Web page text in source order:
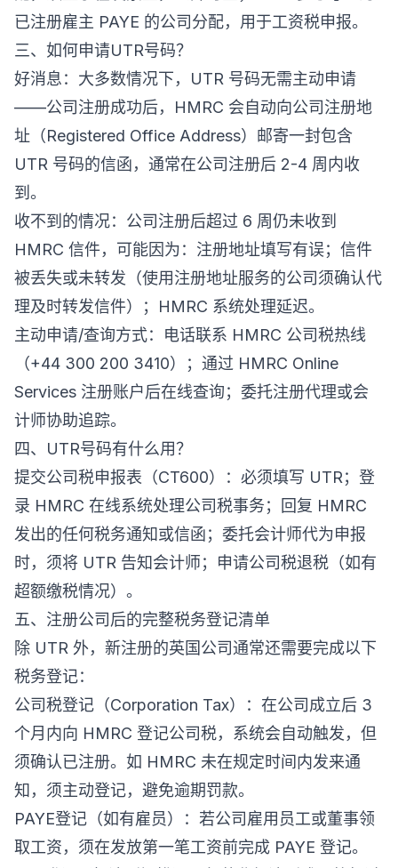
已注册雇主 PAYE 的公司分配，用于工资税申报。
三、如何申请UTR号码？
好消息：大多数情况下，UTR 号码无需主动申请
——公司注册成功后，HMRC 会自动向公司注册地
址（Registered Office Address）邮寄一封包含
UTR 号码的信函，通常在公司注册后 2-4 周内收
到。
收不到的情况：公司注册后超过 6 周仍未收到
HMRC 信件，可能因为：注册地址填写有误；信件
被丢失或未转发（使用注册地址服务的公司须确认代
理及时转发信件）；HMRC 系统处理延迟。
主动申请/查询方式：电话联系 HMRC 公司税热线
（+44 300 200 3410）；通过 HMRC Online
Services 注册账户后在线查询；委托注册代理或会
计师协助追踪。
四、UTR号码有什么用？
提交公司税申报表（CT600）：必须填写 UTR；登
录 HMRC 在线系统处理公司税事务；回复 HMRC
发出的任何税务通知或信函；委托会计师代为申报
时，须将 UTR 告知会计师；申请公司税退税（如有
超额缴税情况）。
五、注册公司后的完整税务登记清单
除 UTR 外，新注册的英国公司通常还需要完成以下
税务登记：
公司税登记（Corporation Tax）：在公司成立后 3
个月内向 HMRC 登记公司税，系统会自动触发，但
须确认已注册。如 HMRC 未在规定时间内发来通
知，须主动登记，避免逾期罚款。
PAYE登记（如有雇员）：若公司雇用员工或董事领
取工资，须在发放第一笔工资前完成 PAYE 登记。